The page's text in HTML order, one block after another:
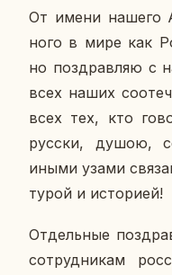
От имени нашего
но­го в мире как
но по­здрав­ляю с
всех наших
всех тех, кто
русски, душою,
иными узами
ту­рой и ис­то­ри­ей!
От­дель­ные
со­труд­ни­кам